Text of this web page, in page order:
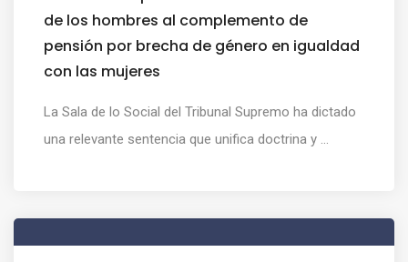
de los hombres al complemento de
pensión por brecha de género en igualdad
con las mujeres
La Sala de lo Social del Tribunal Supremo ha dictado
una relevante sentencia que unifica doctrina y ...